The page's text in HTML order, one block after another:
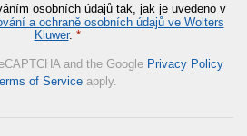
osobních údajů tak, jak je uvedeno v
a ochraně osobních údajů ve Wolters
Kluwer. *
and the Google Privacy Policy
of Service apply.